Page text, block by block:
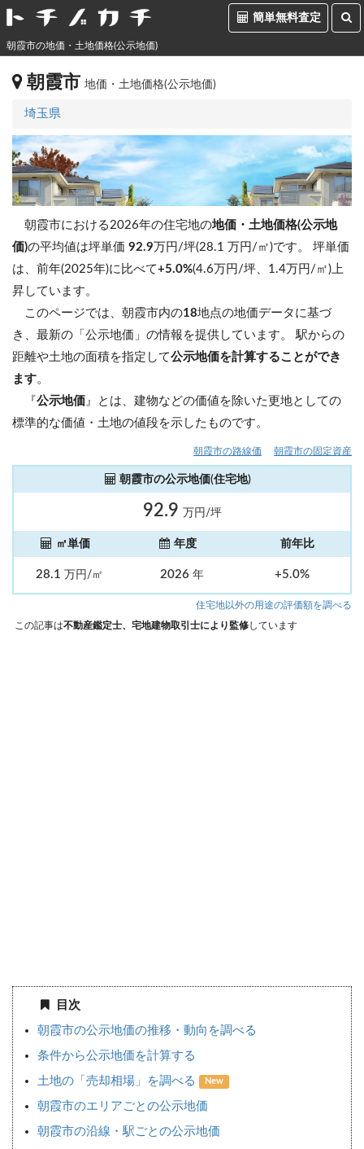
簡単無料査定
朝霞市の地価・土地価格(公示地価)
朝霞市 地価・土地価格(公示地価)
埼玉県
朝霞市における2026年の住宅地の地価・土地価格(公示地
価)の平均値は坪単価 92.9万円/坪(28.1 万円/㎡)です。 坪単価
は、前年(2025年)に比べて+5.0%(4.6万円/坪、1.4万円/㎡)上
昇しています。
このページでは、朝霞市内の18地点の地価データに基づ
き、最新の「公示地価」の情報を提供しています。 駅からの
距離や土地の面積を指定して公示地価を計算することができ
ます。
『公示地価 』とは、建物などの価値を除いた更地としての
標準的な価値・土地の値段を示したものです。
朝霞市の路線価 朝霞市の固定資産
朝霞市の公示地価(住宅地)
92.9 万円/坪
㎡単価 年度 前年比
28.1万円/㎡ 2026 年 +5.0%
住宅地以外の用途の評価額を調べる
この記事は不動産鑑定士、宅地建物取引士により監修しています
目次
朝霞市の公示地価の推移・動向を調べる
条件から公示地価を計算する
土地の「売却相場」を調べる New
朝霞市のエリアごとの公示地価
朝霞市の沿線・駅ごとの公示地価